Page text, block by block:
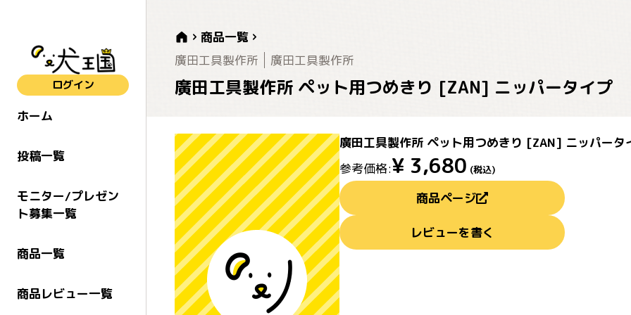
ログイン
ホーム
投稿一覧
モニター/プレゼン
ト募集一覧
商品一覧
商品レビュー一覧
商品一覧
廣田工具製作所
廣田工具製作所
廣田工具製作所 ペット用つめきり [ZAN] ニッパータイプ
廣田工具製作所 ペット用つめきり [ZAN] ニッパータ
参考価格:¥ 3,680 (税込)
商品ページ
レビューを書く